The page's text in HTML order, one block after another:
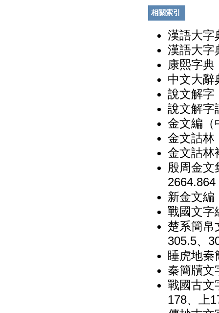
相關索引
漢語大字
漢語大字
康熙字典
中文大辭
說文解字
說文解字
金文編（
金文詁林
金文詁林
殷周金文
2664.864
新金文編
戰國文字
楚系簡帛
305.5、
睡虎地秦
秦簡牘文
戰國古文
178、上